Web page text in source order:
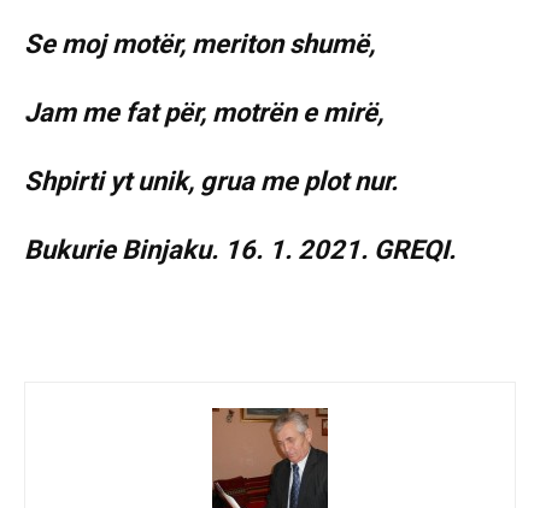
Se moj motër, meriton shumë,
Jam me fat për, motrën e mirë,
Shpirti yt unik, grua me plot nur.
Bukurie Binjaku. 16. 1. 2021. GREQI.